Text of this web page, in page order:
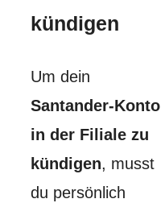
kündigen
Um dein
Santander-Konto
in der Filiale zu
kündigen, musst
du persönlich